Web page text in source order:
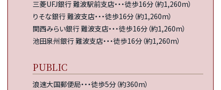
三菱UFJ銀行 難波駅前支店・・・徒歩16分（約1,260m）
りそな銀行 難波支店・・・徒歩16分（約1,260m）
関西みらい銀行 難波支店・・・徒歩16分（約1,260m）
池田泉州銀行 難波支店・・・徒歩16分（約1,260m）
PUBLIC
浪速大国郵便局・・・徒歩5分（約360m）